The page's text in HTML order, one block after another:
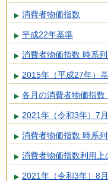
消費者物価指数
平成22年基準
消費者物価指数 時系
2015年（平成27年）
各月の消費者物価指数
2021年（令和3年）7
消費者物価指数 時系
消費者物価指数利用上
2021年（令和3年）8